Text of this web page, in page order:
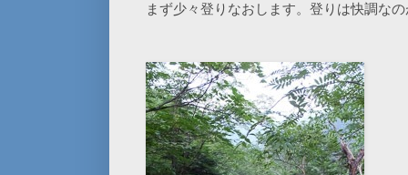
まず少々登りなおします。登りは快調な